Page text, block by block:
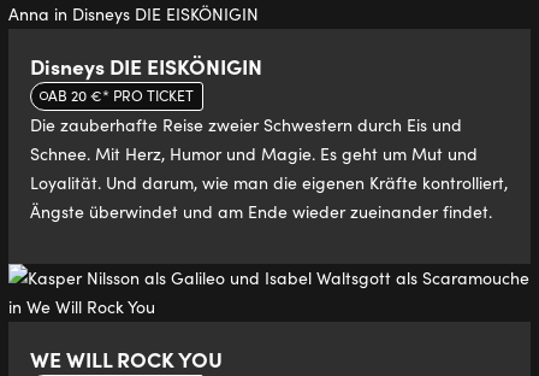
Disneys DIE EISKÖNIGIN
AB 20 €* PRO TICKET
Die zauberhafte Reise zweier Schwestern durch Eis und
Schnee. Mit Herz, Humor und Magie. Es geht um Mut und
Loyalität. Und darum, wie man die eigenen Kräfte kontrolliert,
Ängste überwindet und am Ende wieder zueinander findet.
WE WILL ROCK YOU